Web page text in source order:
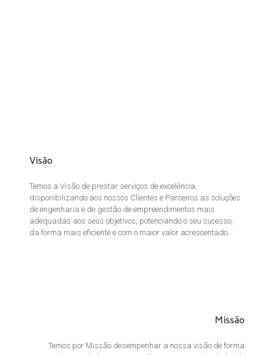
Visão
Temos a Visão de prestar serviços de excelência,
disponibilizando aos nossos Clientes e Parceiros as soluções
de engenharia e de gestão de empreendimentos mais
adequadas aos seus objetivos, potenciando o seu sucesso,
da forma mais eficiente e com o maior valor acrescentado.
Missão
Temos por Missão desempenhar a nossa visão de forma